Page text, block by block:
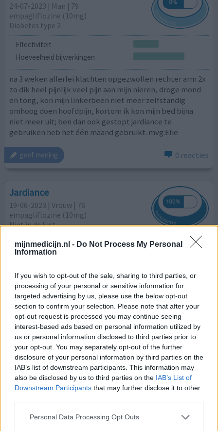
mijnmedicijn.nl - Do Not Process My Personal
Information
If you wish to opt-out of the sale, sharing to third parties, or
processing of your personal or sensitive information for
targeted advertising by us, please use the below opt-out
section to confirm your selection. Please note that after your
opt-out request is processed you may continue seeing
interest-based ads based on personal information utilized by
us or personal information disclosed to third parties prior to
your opt-out. You may separately opt-out of the further
disclosure of your personal information by third parties on the
IAB’s list of downstream participants. This information may
also be disclosed by us to third parties on the IAB’s List of
Downstream Participants that may further disclose it to other
Personal Data Processing Opt Outs
24-07-2023 | Man | 79
empagliflozine (10mg)
Diabetes type 2
Effectiviteit
Hoeveelheid bijwerkingen
na 3 weken allerlei klachten opgezwollen rechter arm 2x
zo dik heel pijnlijk veel pijn aan mijn nieren, droge mond
en tong, kon mijn linkerbeen niet meer zelfstandig
omhoog doen hoofdpijn, kortom ik kon mijn bed bijna
niet meer uit; ben dan ook gestopt jardiance te
gebruiken heb het één maand gebruikt. mvg:Elie
geef mening 0 reacties
Jardiance
19-06-2023 | Vrouw | 76
empagliflozine (10mg)
Niet in de lijst
Effectiviteit
Hoeveelheid bijwerkingen
Over het algemeen volle tevredenheid…eindelijk
afgevallen en de longdruk was verbeterd. Totdat ik
pijnlijke spieren kreeg bij alles wat ik deed, vooral het
lopen ging bijna niet. Kan nooit 2 dagen achterelkaar
lopen. Oververmoeid. Kan 8 u slapen, buiten het steeds
moeten plassen. Ik heb sinds het gebruik ernstige
spierklachten, die ik niet thuis kon brengen.. totdat ik
[lees meer...]
geef mening 0 reacties
Jardiance